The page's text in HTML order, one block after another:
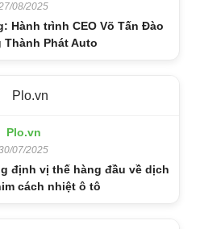
08/2025
Hành trình CEO Võ Tấn Đào
Thành Phát Auto
Plo.vn
07/2025
định vị thế hàng đầu về dịch
cách nhiệt ô tô